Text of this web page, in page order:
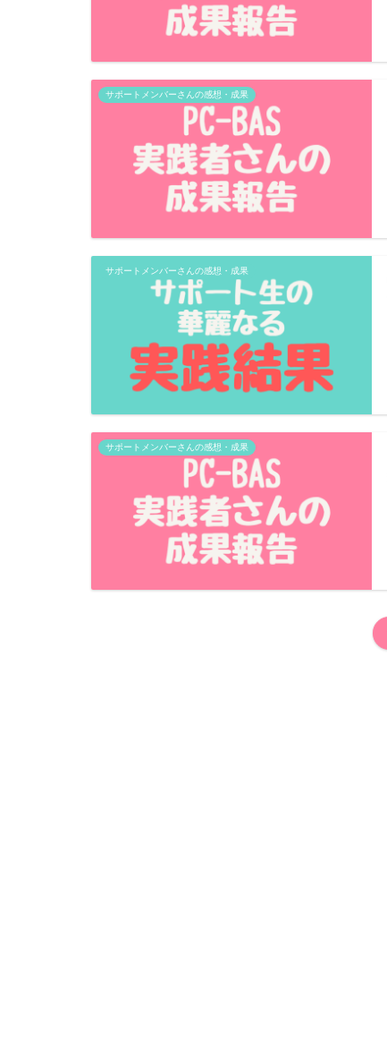
サポートメンバーさんの感想・成果
サポートメンバーさんの感想・成果
サポートメンバーさんの感想・成果